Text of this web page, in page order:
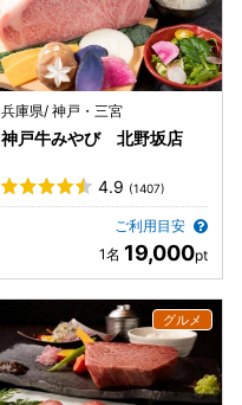
兵庫県/ 神戸・三宮
神戸牛みやび 北野坂店
4.9 (1407)
ご利用目安
19,000